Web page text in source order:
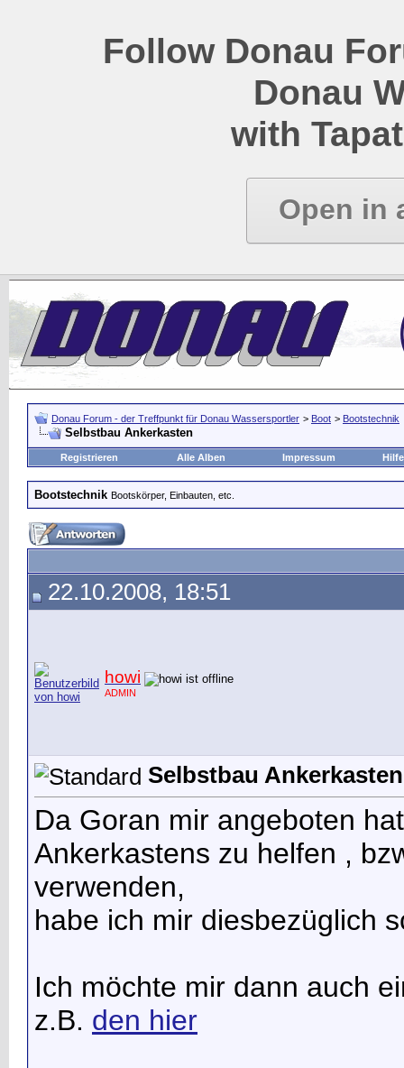
Follow Donau
Donau
with
Open in
Donau Forum - der Treffpunkt für Donau Wassersportler > Boot > Bootstechnik
Selbstbau Ankerkasten
Registrieren Alle Alben Impressum Hilfe
Bootstechnik Bootskörper, Einbauten, etc.
22.10.2008, 18:51
howi
ADMIN
Selbstbau Ankerkasten
Da Goran mir angeboten
Ankerkastens zu helfen ,
verwenden,
habe ich mir diesbezüglich
Ich möchte mir dann auch
z.B. den hier